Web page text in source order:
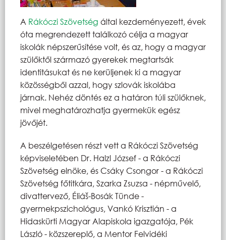
A Rákóczi Szövetség által kezdeményezett, évek
óta megrendezett találkozó célja a magyar
iskolák népszerűsítése volt, és az, hogy a magyar
szülőktől származó gyerekek megtartsák
identitásukat és ne kerüljenek ki a magyar
közösségből azzal, hogy szlovák iskolába
járnak. Nehéz döntés ez a határon túli szülőknek,
mivel meghatározhatja gyermekük egész
jövőjét.
A beszélgetésen részt vett a Rákóczi Szövetség
képviseletében Dr. Halzl József - a Rákóczi
Szövetség elnöke, és Csáky Csongor - a Rákóczi
Szövetség főtitkára, Szarka Zsuzsa - népművelő,
divattervező, Éliáš-Bosák Tünde -
gyermekpszichológus, Vankó Krisztián - a
Hidaskürti Magyar Alapiskola igazgatója, Pék
László - közszereplő, a Mentor Felvidéki